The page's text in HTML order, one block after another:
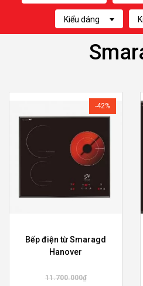
Kiểu dáng
-42%
Bếp điện từ Smaragd
Hanover
11.700.000₫